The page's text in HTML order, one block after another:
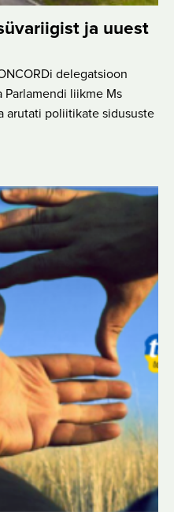
ja uuest
delegatsioon
Parlamendi liikme Ms
arutati poliitikate sidususte